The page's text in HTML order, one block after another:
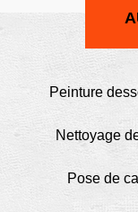
Peinture
Nettoyage
Pose de